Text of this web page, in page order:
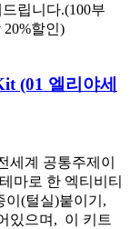
립니다.(100부
20%할인)
(01 엘리야세
세계 공통주제이
마로 한 엑티비티
이(털실)붙이기,
있으며, 이 키트